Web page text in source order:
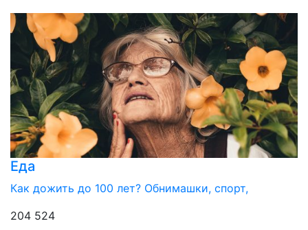
Еда
Как дожить до 100 лет? Обнимашки, спорт,
204 524